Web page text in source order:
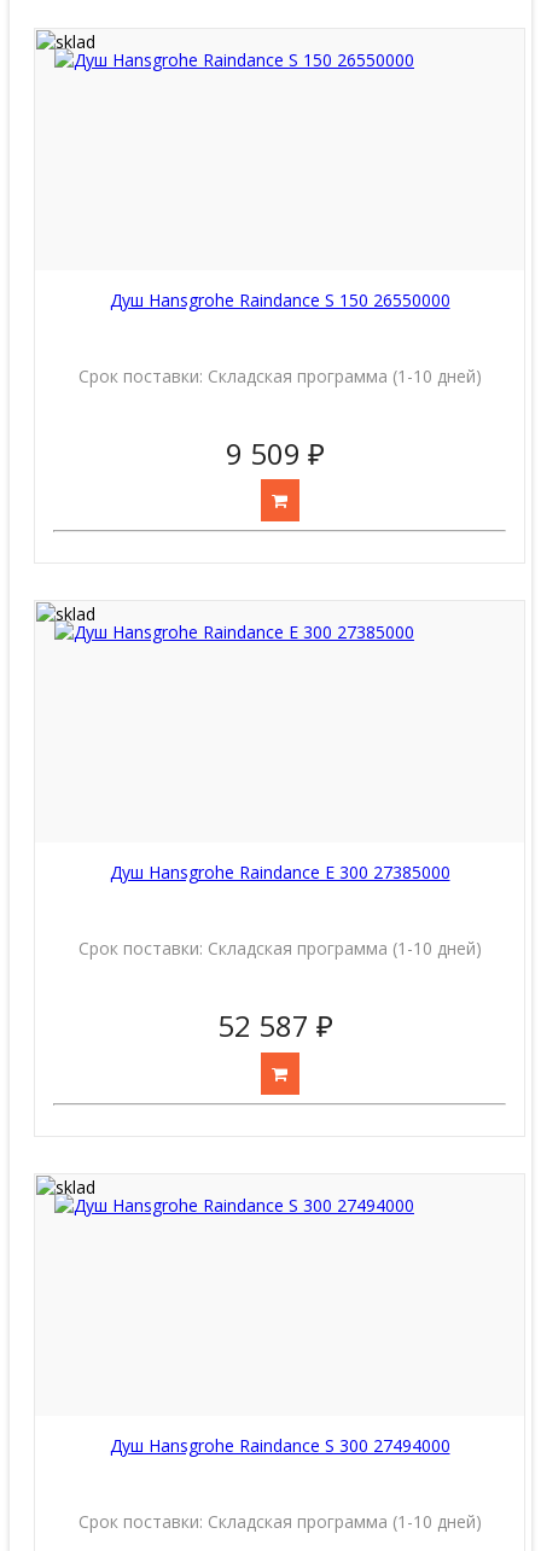
Душ Hansgrohe Raindance S 150 26550000
Срок поставки: Складская программа (1-10 дней)
9 509 ₽
Душ Hansgrohe Raindance E 300 27385000
Срок поставки: Складская программа (1-10 дней)
52 587 ₽
Душ Hansgrohe Raindance S 300 27494000
Срок поставки: Складская программа (1-10 дней)